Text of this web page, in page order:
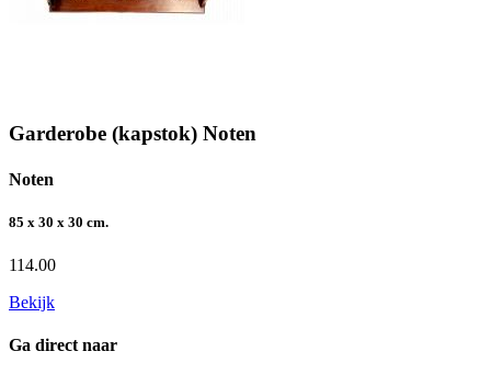
Garderobe (kapstok) Noten
Noten
85 x 30 x 30 cm.
114.00
Bekijk
Ga direct naar